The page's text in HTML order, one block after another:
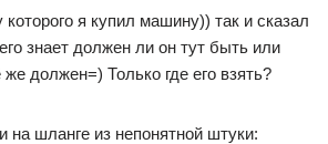
я купил машину)) так и сказал
знает должен ли он тут быть или
должен=) Только где его взять?
на шланге из непонятной штуки: